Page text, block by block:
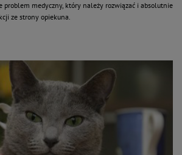
problem medyczny, który należy rozwiązać i absolutnie
ze strony opiekuna.